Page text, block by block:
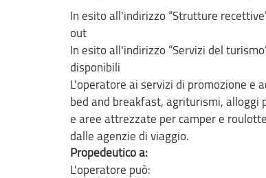
In esito all'indirizzo “Strutture
out
In esito all'indirizzo “Servizi del
disponibili
L'operatore ai servizi di promozione e
bed and breakfast, agriturismi, alloggi
e aree attrezzate per camper e
dalle agenzie di viaggio.
Propedeutico a:
L'operatore può: